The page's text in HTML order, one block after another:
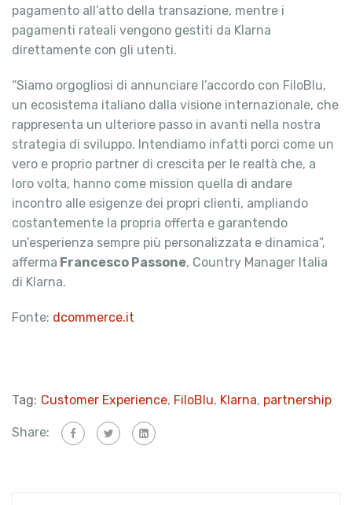
pagamento all’atto della transazione, mentre i
pagamenti rateali vengono gestiti da Klarna
direttamente con gli utenti.
“Siamo orgogliosi di annunciare l’accordo con FiloBlu,
un ecosistema italiano dalla visione internazionale, che
rappresenta un ulteriore passo in avanti nella nostra
strategia di sviluppo. Intendiamo infatti porci come un
vero e proprio partner di crescita per le realtà che, a
loro volta, hanno come mission quella di andare
incontro alle esigenze dei propri clienti, ampliando
costantemente la propria offerta e garantendo
un’esperienza sempre più personalizzata e dinamica”,
afferma Francesco Passone, Country Manager Italia
di Klarna.
Fonte: dcommerce.it
Tag: Customer Experience, FiloBlu, Klarna, partnership
Share: